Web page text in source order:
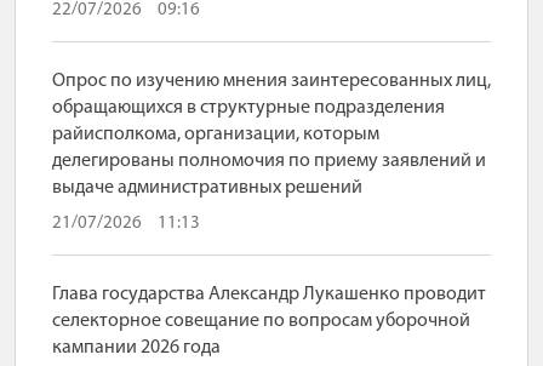
22/07/2026 09:16
Опрос по изучению мнения заинтересованных лиц,
обращающихся в структурные подразделения
райисполкома, организации, которым
делегированы полномочия по приему заявлений и
выдаче административных решений
21/07/2026 11:13
Глава государства Александр Лукашенко проводит
селекторное совещание по вопросам уборочной
кампании 2026 года